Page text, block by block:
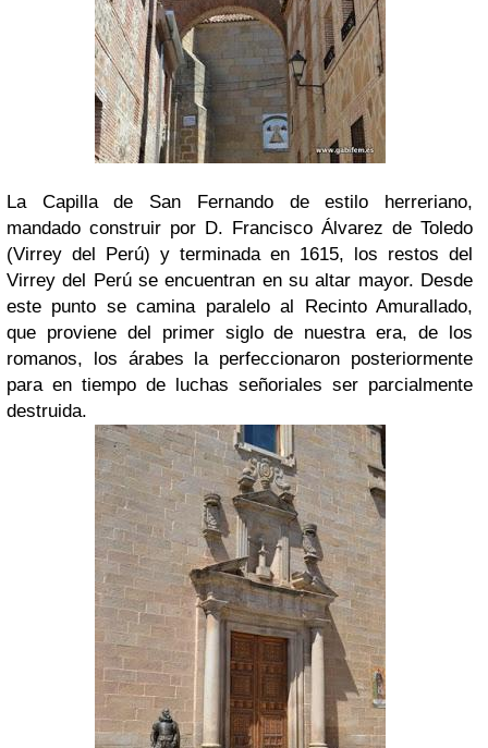
La Capilla de San Fernando de estilo herreriano,
mandado construir por D. Francisco Álvarez de Toledo
(Virrey del Perú) y terminada en 1615, los restos del
Virrey del Perú se encuentran en su altar mayor. Desde
este punto se camina paralelo al Recinto Amurallado,
que proviene del primer siglo de nuestra era, de los
romanos, los árabes la perfeccionaron posteriormente
para en tiempo de luchas señoriales ser parcialmente
destruida.